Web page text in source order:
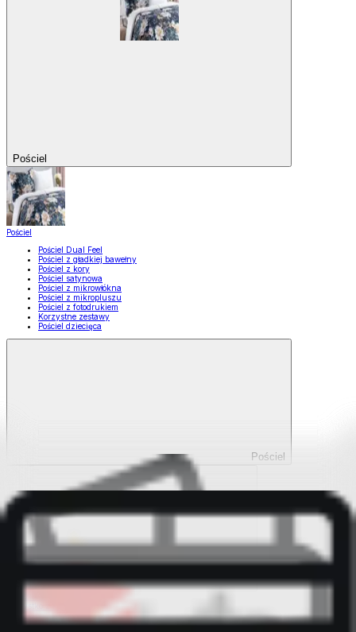
Pościel
Pościel
Pościel Dual Feel
Pościel z gładkiej bawełny
Pościel z kory
Pościel satynowa
Pościel z mikrowłókna
Pościel z mikropluszu
Pościel z fotodrukiem
Korzystne zestawy
Pościel dziecięca
Pościel